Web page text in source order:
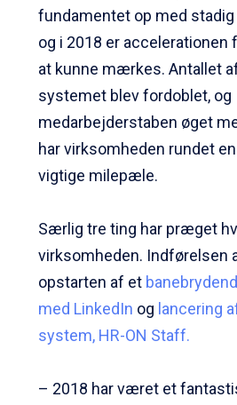
fundamentet op med
og i 2018 er accelerationen
at kunne mærkes. Antallet
systemet blev fordoblet, og
medarbejderstaben øget
har virksomheden rundet
vigtige milepæle.
Særlig tre ting har præget
virksomheden. Indførelsen
opstarten af et
med LinkedIn og lancering
system, HR-ON Staff.
– 2018 har været et